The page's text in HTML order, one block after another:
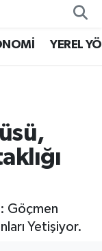
YEREL
Göçmen
Yetişiyor.